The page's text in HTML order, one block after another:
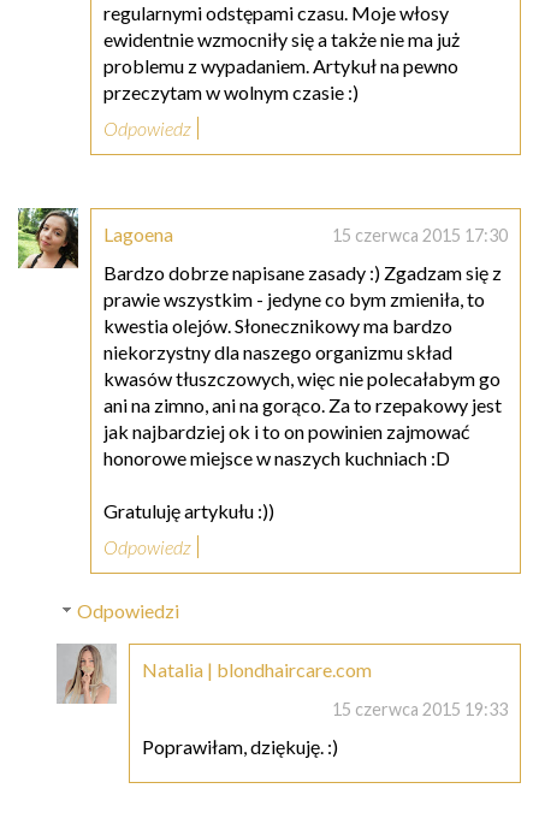
regularnymi odstępami czasu. Moje włosy
ewidentnie wzmocniły się a także nie ma już
problemu z wypadaniem. Artykuł na pewno
przeczytam w wolnym czasie :)
Odpowiedz
Lagoena 15 czerwca 2015 17:30
Bardzo dobrze napisane zasady :) Zgadzam się z
prawie wszystkim - jedyne co bym zmieniła, to
kwestia olejów. Słonecznikowy ma bardzo
niekorzystny dla naszego organizmu skład
kwasów tłuszczowych, więc nie polecałabym go
ani na zimno, ani na gorąco. Za to rzepakowy jest
jak najbardziej ok i to on powinien zajmować
honorowe miejsce w naszych kuchniach :D
Gratuluję artykułu :))
Odpowiedz
Odpowiedzi
Natalia | blondhaircare.com
15 czerwca 2015 19:33
Poprawiłam, dziękuję. :)